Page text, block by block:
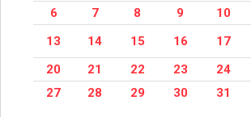
6
7 8 9 10
13
14 15 16 17
20
21 22 23 24
27
28 29 30 31